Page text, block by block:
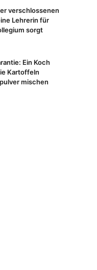
verschlossenen
Lehrerin für
sorgt
Ein Koch
Kartoffeln
mischen